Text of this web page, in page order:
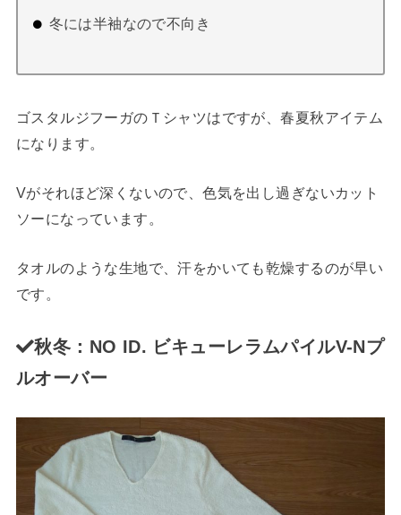
冬には半袖なので不向き
ゴスタルジフーガのＴシャツはですが、春夏秋アイテム
になります。
Vがそれほど深くないので、色気を出し過ぎないカット
ソーになっています。
タオルのような生地で、汗をかいても乾燥するのが早い
です。
秋冬：NO ID. ビキューレラムパイルV-Nプ
ルオーバー